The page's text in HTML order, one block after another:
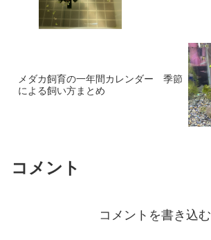
メダカ飼育の一年間カレンダー 季節
による飼い方まとめ
コメント
コメントを書き込む